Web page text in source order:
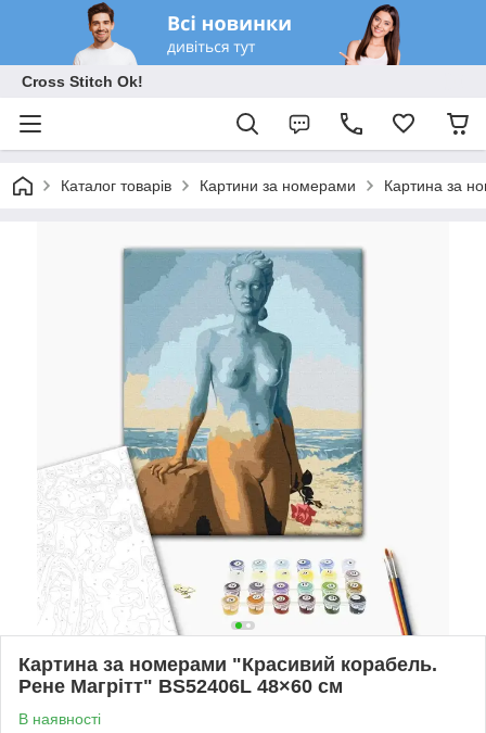
Cross Stitch Ok!
Каталог товарів Картини за номерами Картина за
Картина за номерами "Красивий корабель.
Рене Магрітт" BS52406L 48×60 см
В наявності